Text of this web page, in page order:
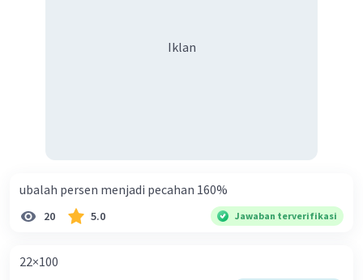
Iklan
ubalah persen menjadi pecahan 160%
20 5.0 Jawaban terverifikasi
22×100